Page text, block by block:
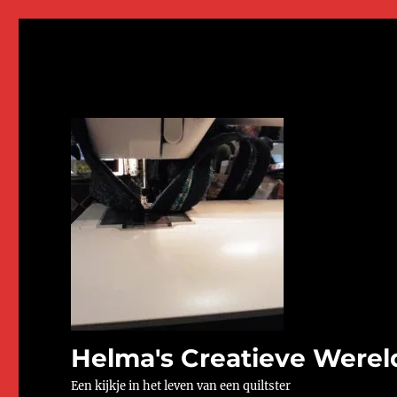
Helma's Creatieve
Een kijkje in het leven van een quiltster